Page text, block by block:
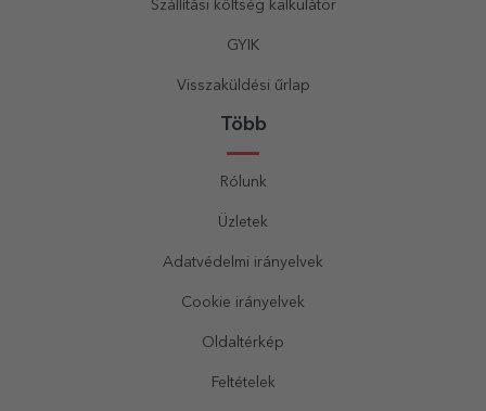
Szállítási költség kalkulátor
GYIK
Visszaküldési űrlap
Több
Rólunk
Üzletek
Adatvédelmi irányelvek
Cookie irányelvek
Oldaltérkép
Feltételek